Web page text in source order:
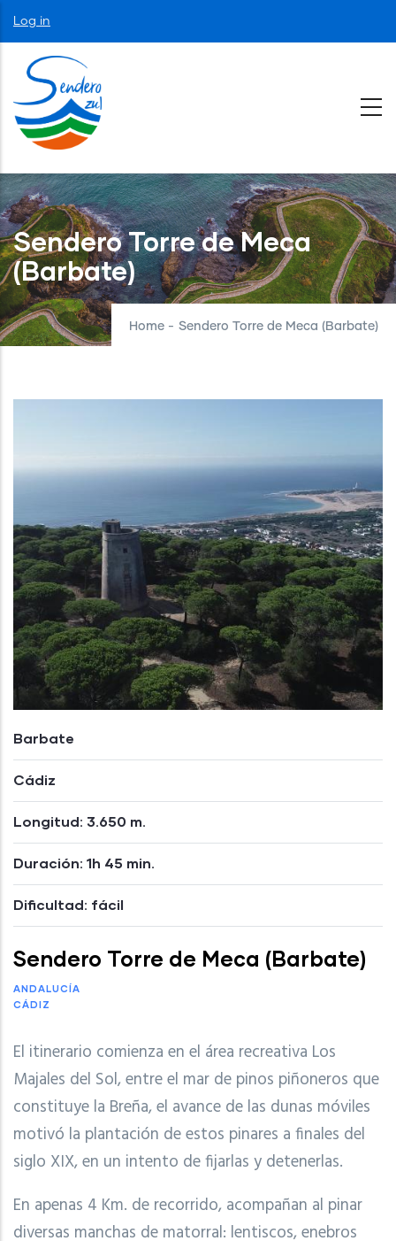
Skip
to
main
content
User
account
menu
Log in
Sendero Torre de Meca
(Barbate)
Home - Sendero Torre de Meca (Barbate)
Barbate
Cádiz
Longitud: 3.650 m.
Duración: 1h 45 min.
Dificultad: fácil
Sendero Torre de Meca (Barbate)
ANDALUCÍA
CÁDIZ
El itinerario comienza en el área recreativa Los
Majales del Sol, entre el mar de pinos piñoneros que
constituye la Breña, el avance de las dunas móviles
motivó la plantación de estos pinares a finales del
siglo XIX, en un intento de fijarlas y detenerlas.
En apenas 4 Km. de recorrido, acompañan al pinar
diversas manchas de matorral: lentiscos, enebros